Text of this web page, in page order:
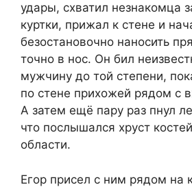
удары, схватил незнакомца
куртки, прижал к стене и
безостановочно наносить
точно в нос. Он бил
мужчину до той степени,
по стене прихожей рядом с
А затем ещё пару раз пнул
что послышался хруст
области.
Егор присел с ним рядом на